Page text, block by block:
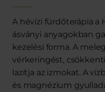
A hévízi fürdőterápia a
ásványi anyagokban
kezelési forma. A
vérkeringést,
lazítja az izmokat. A
és magnézium